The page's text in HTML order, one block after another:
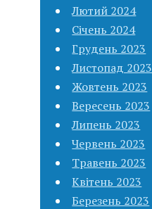
Лютий 2024
Січень 2024
Грудень 2023
Листопад 2023
Жовтень 2023
Вересень 2023
Липень 2023
Червень 2023
Травень 2023
Квітень 2023
Березень 2023